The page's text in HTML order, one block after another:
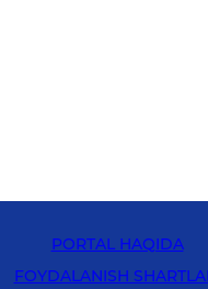
PORTAL HAQIDA
FOYDALANISH